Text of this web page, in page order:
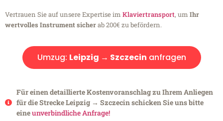
Vertrauen Sie auf unsere Expertise im Klaviertransport, um Ihr
wertvolles Instrument sicherab 200€ zu befördern.
Umzug: Leipzig → Szczecin anfragen
Für einen detaillierte Kostenvoranschlag zu Ihrem Anliegen
für die Strecke Leipzig → Szczecin schicken Sie uns bitte
eineunverbindliche Anfrage!